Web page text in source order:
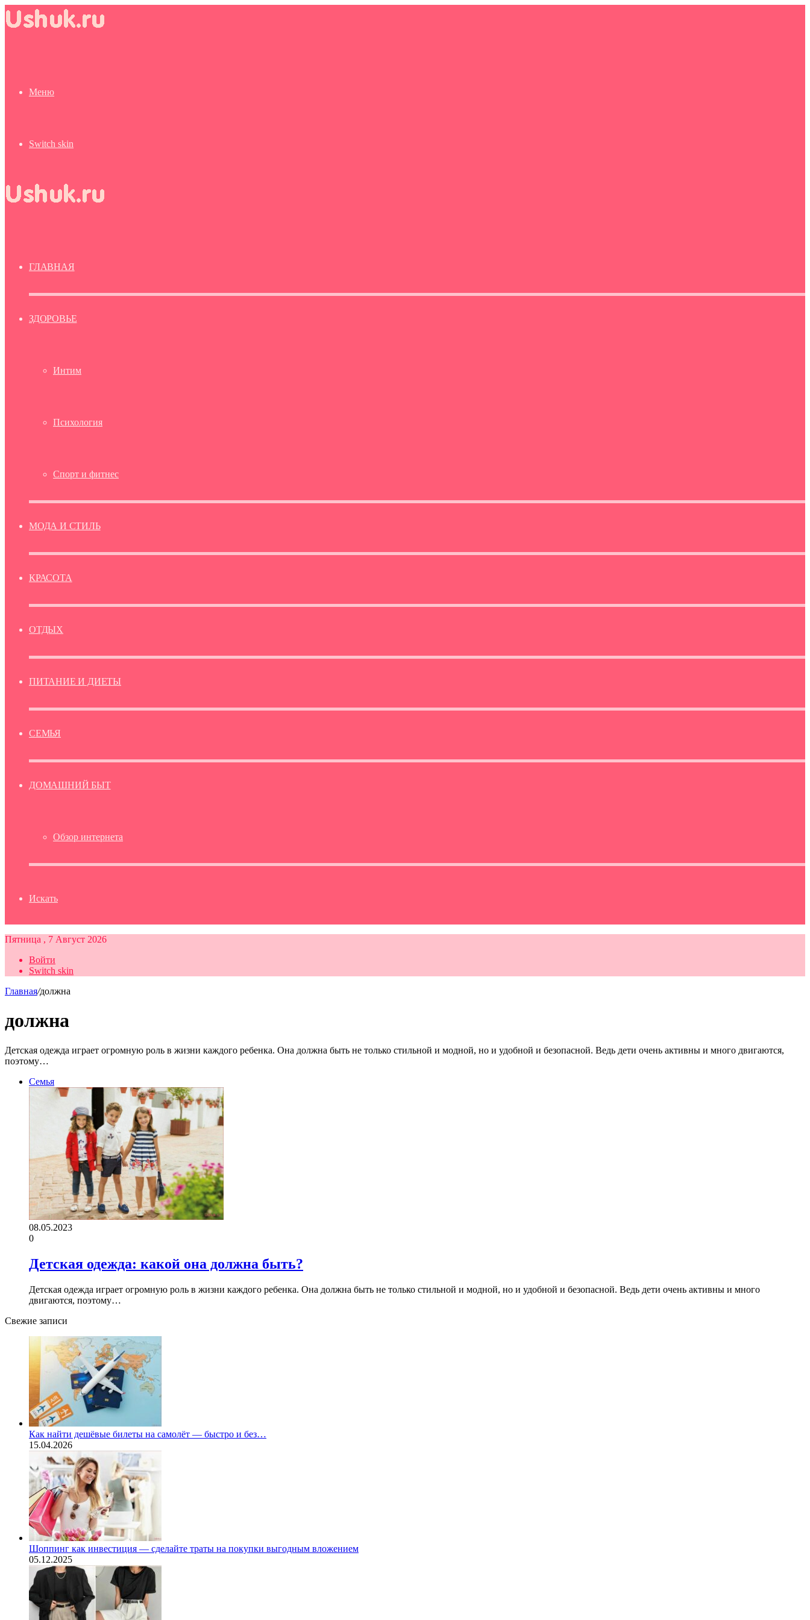
Меню
Switch skin
ГЛАВНАЯ
ЗДОРОВЬЕ
Интим
Психология
Спорт и фитнес
МОДА И СТИЛЬ
КРАСОТА
ОТДЫХ
ПИТАНИЕ И ДИЕТЫ
СЕМЬЯ
ДОМАШНИЙ БЫТ
Обзор интернета
Искать
Пятница , 7 Август 2026
Войти
Switch skin
Главная/должна
должна
Детская одежда играет огромную роль в жизни каждого ребенка. Она должна быть не только стильной и модной, но и удобной и безопасной. Ведь дети очень активны и много двигаются,
поэтому…
Семья
08.05.2023
0
Детская одежда: какой она должна быть?
Детская одежда играет огромную роль в жизни каждого ребенка. Она должна быть не только стильной и модной, но и удобной и безопасной. Ведь дети очень активны и много
двигаются, поэтому…
Свежие записи
Как найти дешёвые билеты на самолёт — быстро и без…
15.04.2026
Шоппинг как инвестиция — сделайте траты на покупки выгодным вложением
05.12.2025